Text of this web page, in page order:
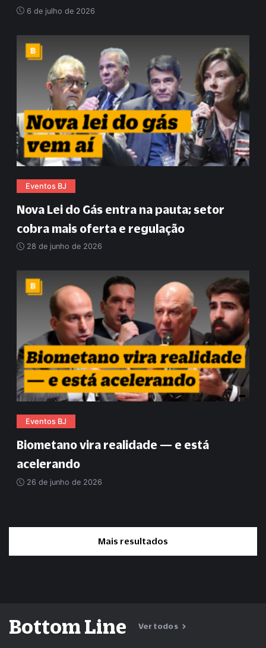
6 de julho de 2026
Eventos BJ
Nova Lei do Gás entra na pauta; setor
cobra mais oferta e regulação
28 de junho de 2026
Eventos BJ
Biometano vira realidade — e está
acelerando
26 de junho de 2026
Mais resultados
Bottom Line Ver todos